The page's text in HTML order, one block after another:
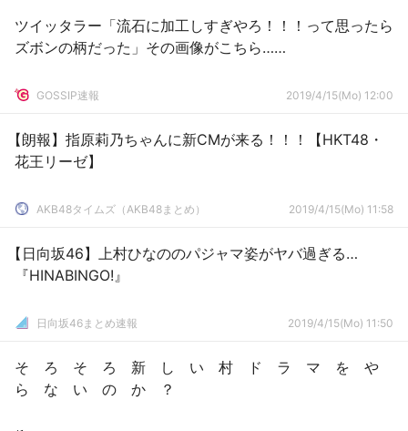
ツイッタラー「流石に加工しすぎやろ！！！って思ったら
ズボンの柄だった」その画像がこちら……
GOSSIP速報 2019/4/15(Mo) 12:00
【朗報】指原莉乃ちゃんに新CMが来る！！！【HKT48・
花王リーゼ】
AKB48タイムズ（AKB48まとめ） 2019/4/15(Mo) 11:58
【日向坂46】上村ひなののパジャマ姿がヤバ過ぎる…
『HINABINGO!』
日向坂46まとめ速報 2019/4/15(Mo) 11:50
そ ろ そ ろ 新 し い 村 ド ラ マ を や
ら な い の か ？